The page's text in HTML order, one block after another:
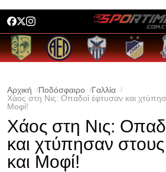
Αρχική Ποδόσφαιρο
Γαλλία
Χάος στη Νις: Οπαδοί έφτυσαν και
Μοφί!
Χάος στη Νις:
και χτύπησαν
και Μοφί!